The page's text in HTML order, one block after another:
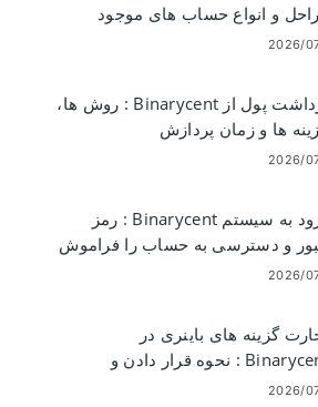
و انواع حساب های موجود
2026/
برداشت پول از Binarycent : روش ها،
ها و زمان پردازش
2026/
ورود به سیستم Binarycent : رمز
و دسترسی به حساب را فراموش
اید
2026/
گزینه های باینری در
Binarycent : نحوه قرار دادن و
معاملات2026/